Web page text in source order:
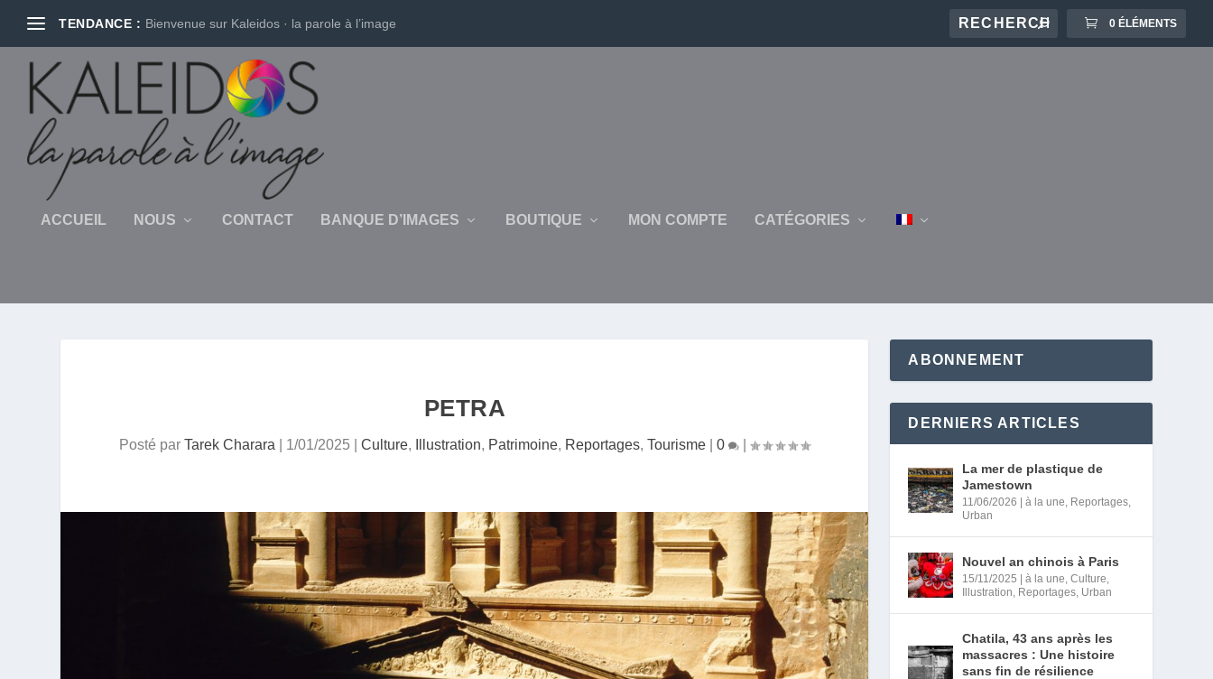
TENDANCE : Bienvenue sur Kaleidos · la parole à l’image 0 ÉLÉMENTS
ACCUEIL NOUS CONTACT BANQUE D’IMAGES BOUTIQUE MON COMPTE CATÉGORIES
PETRA
Posté parTarek Charara 1/01/2025 |Culture, Illustration, Patrimoine, Reportages,Tourisme |0 |
ABONNEMENT
DERNIERS ARTICLES
La mer de plastique de
Jamestown
11/06/2026 |à la une, Reportages,
Urban
Nouvel an chinois à Paris
15/11/2025 |à la une,Culture,
Illustration, Reportages, Urban
Chatila, 43 ans après les
massacres : Une histoire
sans fin de résilience